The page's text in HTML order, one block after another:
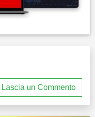
Lascia un Commento